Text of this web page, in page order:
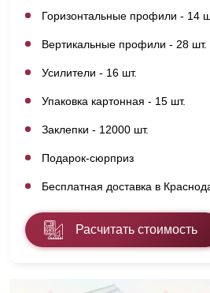
Горизонтальные профили - 14
Вертикальные профили - 28 шт.
Усилители - 16 шт.
Упаковка картонная - 15 шт.
Заклепки - 12000 шт.
Подарок-сюрприз
Бесплатная доставка в
Расчитать стоимость